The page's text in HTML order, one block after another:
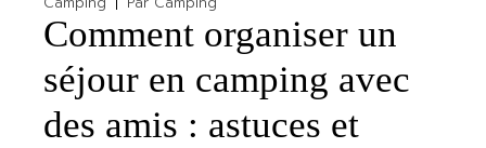
Comment organiser un
séjour en camping avec
des amis : astuces et